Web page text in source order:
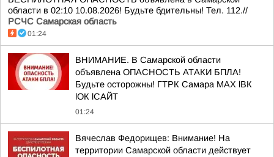
области в 02:10 10.08.2026! Будьте бдительны! Тел. 112.//
РСЧС Самарская область
01:24
ВНИМАНИЕ. В Самарской области
объявлена ОПАСНОСТЬ АТАКИ БПЛА!
Будьте осторожны! ГТРК Самара MAX lВК
lОК lСАЙТ
01:24
Вячеслав Федорищев: Внимание! На
территории Самарской области действует